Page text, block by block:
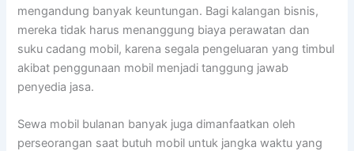
mengandung banyak keuntungan. Bagi kalangan bisnis,
mereka tidak harus menanggung biaya perawatan dan
suku cadang mobil, karena segala pengeluaran yang timbul
akibat penggunaan mobil menjadi tanggung jawab
penyedia jasa.
Sewa mobil bulanan banyak juga dimanfaatkan oleh
perseorangan saat butuh mobil untuk jangka waktu yang